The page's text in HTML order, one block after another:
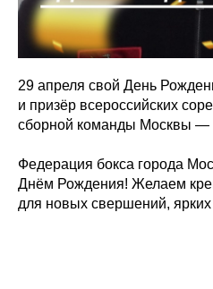
29 апреля свой День
и призёр всероссийских
сборной команды Москвы —
Федерация бокса города
Днём Рождения! Желаем
для новых свершений,